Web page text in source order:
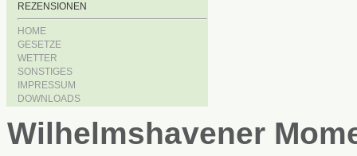
REZENSIONEN
HOME
GESETZE
WETTER
SONSTIGES
IMPRESSUM
DOWNLOADS
Wilhelmshavener